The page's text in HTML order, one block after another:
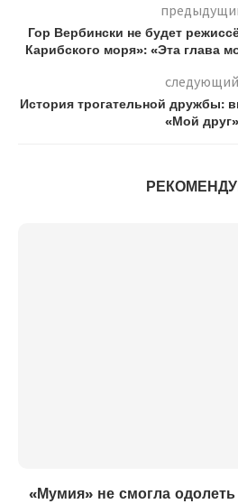
Гор Вербински не будет
Карибского моря»: «Эта глава
следующий
История трогательной дружбы:
«Мой друг»
«Мумия» не смогла